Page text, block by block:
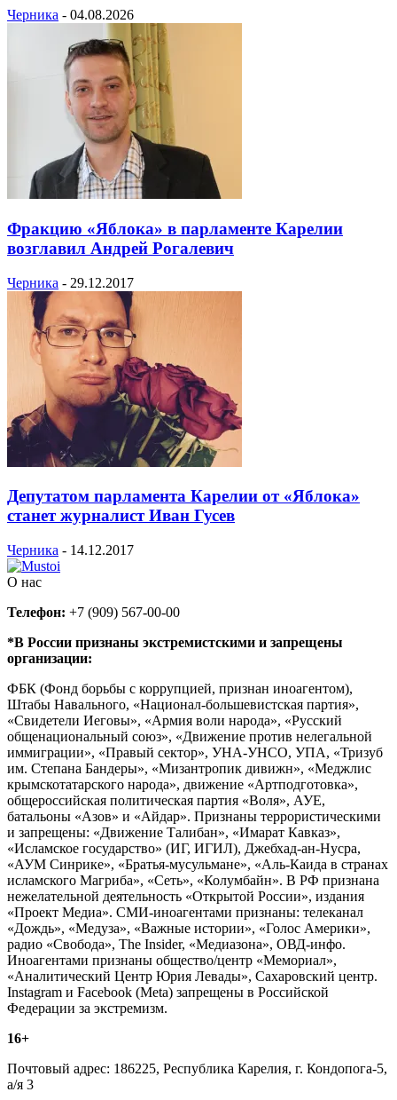
Черника - 04.08.2026
Фракцию «Яблока» в парламенте Карелии
возглавил Андрей Рогалевич
Черника - 29.12.2017
Депутатом парламента Карелии от «Яблока»
станет журналист Иван Гусев
Черника - 14.12.2017
О нас
Телефон: +7 (909) 567-00-00
*В России признаны экстремистскими и запрещены
организации:
ФБК (Фонд борьбы с коррупцией, признан иноагентом),
Штабы Навального, «Национал-большевистская партия»,
«Свидетели Иеговы», «Армия воли народа», «Русский
общенациональный союз», «Движение против нелегальной
иммиграции», «Правый сектор», УНА-УНСО, УПА, «Тризуб
им. Степана Бандеры», «Мизантропик дивижн», «Меджлис
крымскотатарского народа», движение «Артподготовка»,
общероссийская политическая партия «Воля», АУЕ,
батальоны «Азов» и «Айдар». Признаны террористическими
и запрещены: «Движение Талибан», «Имарат Кавказ»,
«Исламское государство» (ИГ, ИГИЛ), Джебхад-ан-Нусра,
«АУМ Синрике», «Братья-мусульмане», «Аль-Каида в странах
исламского Магриба», «Сеть», «Колумбайн». В РФ признана
нежелательной деятельность «Открытой России», издания
«Проект Медиа». СМИ-иноагентами признаны: телеканал
«Дождь», «Медуза», «Важные истории», «Голос Америки»,
радио «Свобода», The Insider, «Медиазона», ОВД-инфо.
Иноагентами признаны общество/центр «Мемориал»,
«Аналитический Центр Юрия Левады», Сахаровский центр.
Instagram и Facebook (Metа) запрещены в Российской
Федерации за экстремизм.
16+
Почтовый адрес: 186225, Республика Карелия, г. Кондопога-5,
а/я 3